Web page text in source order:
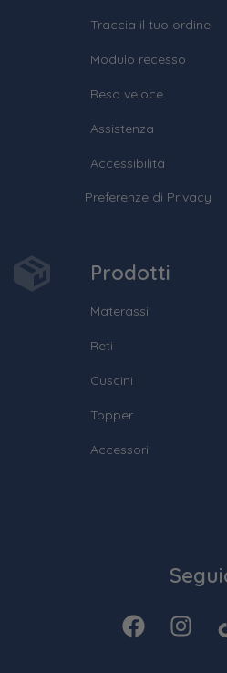
Traccia il tuo ordine
Modulo recesso
Reso veloce
Assistenza
Accessibilità
Preferenze di Privacy
Prodotti
Materassi
Reti
Cuscini
Topper
Accessori